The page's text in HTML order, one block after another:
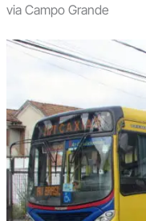
via Campo Grande